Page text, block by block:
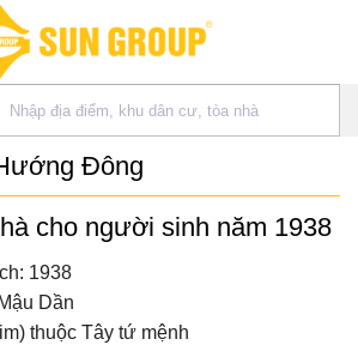
Đông
cho người sinh năm 1938
1938
Mậu Dần
thuộc Tây tứ mệnh